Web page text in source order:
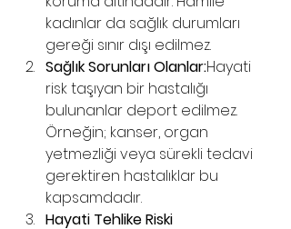
kadınlar da sağlık durumları
gereği sınır dışı edilmez.
Sağlık Sorunları Olanlar:Hayati
risk taşıyan bir hastalığı
bulunanlar deport edilmez.
Örneğin; kanser, organ
yetmezliği veya sürekli tedavi
gerektiren hastalıklar bu
kapsamdadır.
Hayati Tehlike Riski